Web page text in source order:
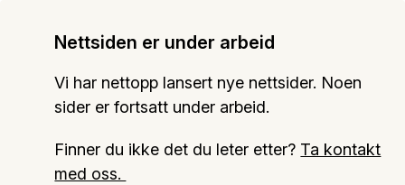
Nettsiden er under arbeid
Vi har nettopp lansert nye nettsider. Noen
sider er fortsatt under arbeid.
Finner du ikke det du leter etter? Ta kontakt
med oss.